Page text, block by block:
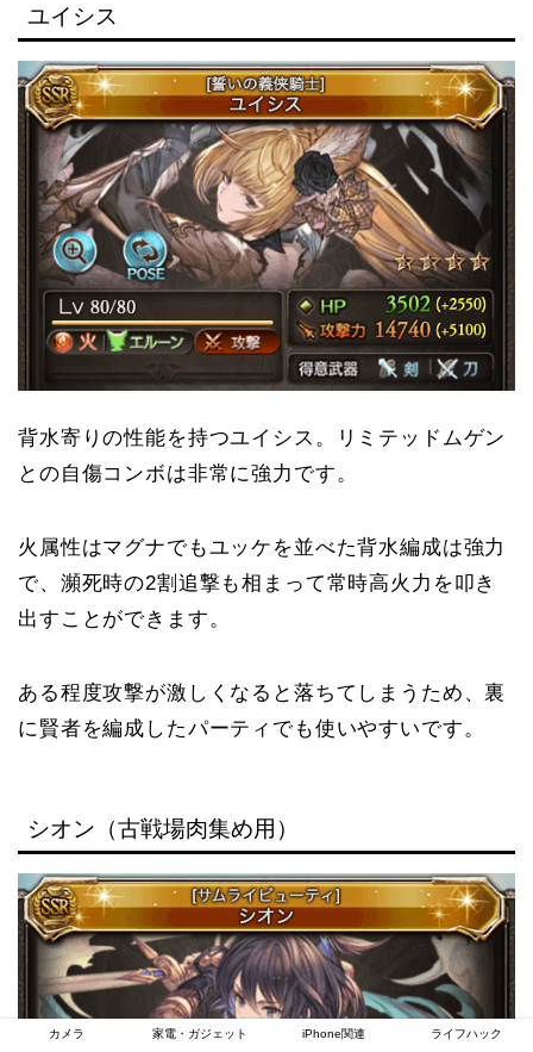
ユイシス
背水寄りの性能を持つユイシス。リミテッドムゲン
との自傷コンボは非常に強力です。
火属性はマグナでもユッケを並べた背水編成は強力
で、瀕死時の2割追撃も相まって常時高火力を叩き
出すことができます。
ある程度攻撃が激しくなると落ちてしまうため、裏
に賢者を編成したパーティでも使いやすいです。
シオン（古戦場肉集め用）
カメラ 家電・ガジェット iPhone関連 ライフハック